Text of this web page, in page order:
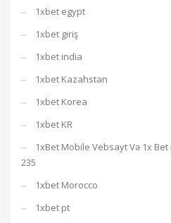
1xbet egypt
1xbet giriş
1xbet india
1xbet Kazahstan
1xbet Korea
1xbet KR
1xBet Mobile Vebsayt Və 1x
235
1xbet Morocco
1xbet pt